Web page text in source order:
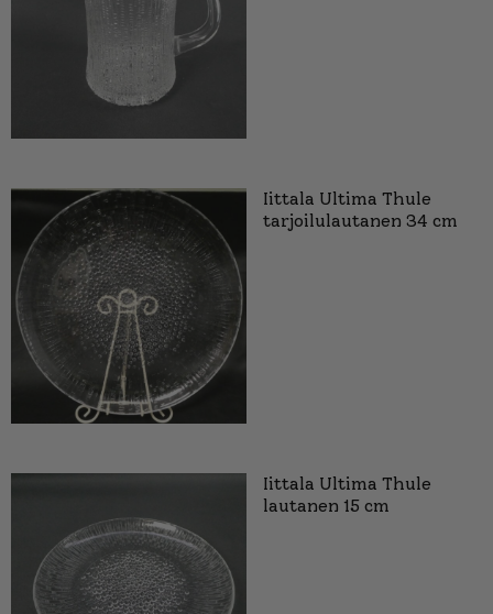
Iittala Ultima Thule
tarjoilulautanen 34 cm
Iittala Ultima Thule
lautanen 15 cm